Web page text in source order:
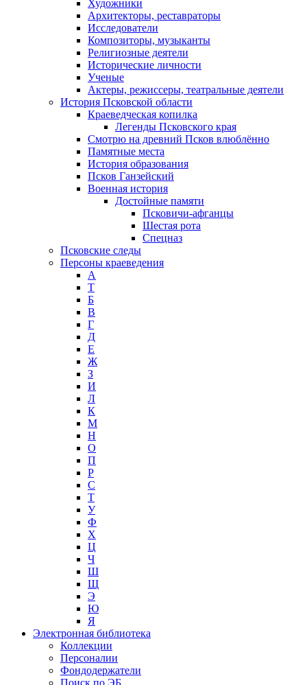
Художники
Архитекторы, реставраторы
Исследователи
Композиторы, музыканты
Религиозные деятели
Исторические личности
Ученые
Актеры, режиссеры, театральные деятели
История Псковской области
Краеведческая копилка
Легенды Псковского края
Смотрю на древний Псков влюблённо
Памятные места
История образования
Псков Ганзейский
Военная история
Достойные памяти
Псковичи-афганцы
Шестая рота
Спецназ
Псковские следы
Персоны краеведения
А
T
Б
В
Г
Д
Е
Ж
З
И
Л
К
М
Н
О
П
Р
С
Т
У
Ф
Х
Ц
Ч
Ш
Щ
Э
Ю
Я
Электронная библиотека
Коллекции
Персоналии
Фондодержатели
Поиск по ЭБ